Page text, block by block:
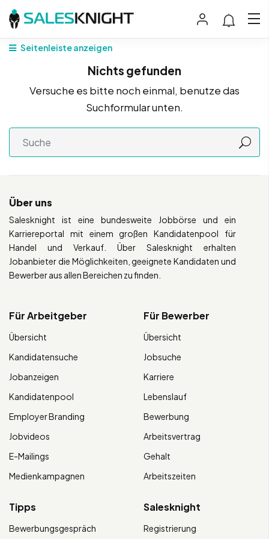
Seitenleiste anzeigen
Nichts gefunden
Versuche es bitte noch einmal, benutze das
Suchformular unten.
Über uns
Salesknight ist eine bundesweite Jobbörse und ein
Karriereportal mit einem großen Kandidatenpool für
Handel und Verkauf. Über Salesknight erhalten
Jobanbieter die Möglichkeiten, geeignete Kandidaten und
Bewerber aus allen Bereichen zu finden.
Für Arbeitgeber
Übersicht
Kandidatensuche
Jobanzeigen
Kandidatenpool
Employer Branding
Jobvideos
E-Mailings
Medienkampagnen
Für Bewerber
Übersicht
Jobsuche
Karriere
Lebenslauf
Bewerbung
Arbeitsvertrag
Gehalt
Arbeitszeiten
Tipps
Bewerbungsgespräch
Salesknight
Registrierung